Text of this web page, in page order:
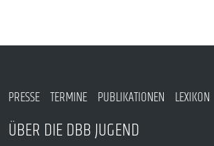
PRESSE TERMINE PUBLIKATIONEN LEXIKON
ÜBER DIE DBB JUGEND